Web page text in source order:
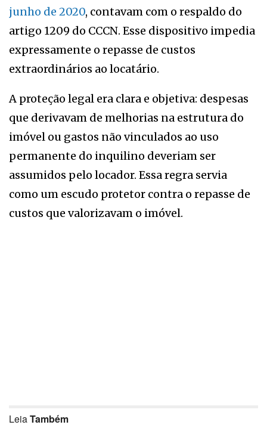
junho de 2020, contavam com o respaldo do
artigo 1209 do CCCN. Esse dispositivo impedia
expressamente o repasse de custos
extraordinários ao locatário.
A proteção legal era clara e objetiva: despesas
que derivavam de melhorias na estrutura do
imóvel ou gastos não vinculados ao uso
permanente do inquilino deveriam ser
assumidos pelo locador. Essa regra servia
como um escudo protetor contra o repasse de
custos que valorizavam o imóvel.
LeiaTambém